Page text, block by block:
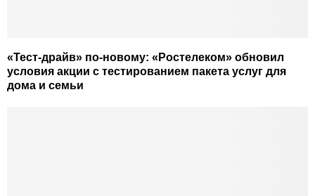
«Тест-драйв» по-новому: «Ростелеком» обновил
условия акции с тестированием пакета услуг для
дома и семьи